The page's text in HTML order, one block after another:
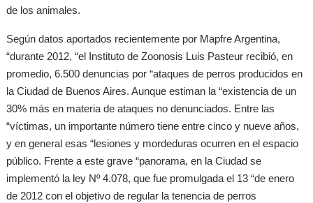
de los animales.
Según datos aportados recientemente por Mapfre Argentina,
“durante 2012, “el Instituto de Zoonosis Luis Pasteur recibió, en
promedio, 6.500 denuncias por “ataques de perros producidos en
la Ciudad de Buenos Aires. Aunque estiman la “existencia de un
30% más en materia de ataques no denunciados. Entre las
“víctimas, un importante número tiene entre cinco y nueve años,
y en general esas “lesiones y mordeduras ocurren en el espacio
público. Frente a este grave “panorama, en la Ciudad se
implementó la ley Nº 4.078, que fue promulgada el 13 “de enero
de 2012 con el objetivo de regular la tenencia de perros